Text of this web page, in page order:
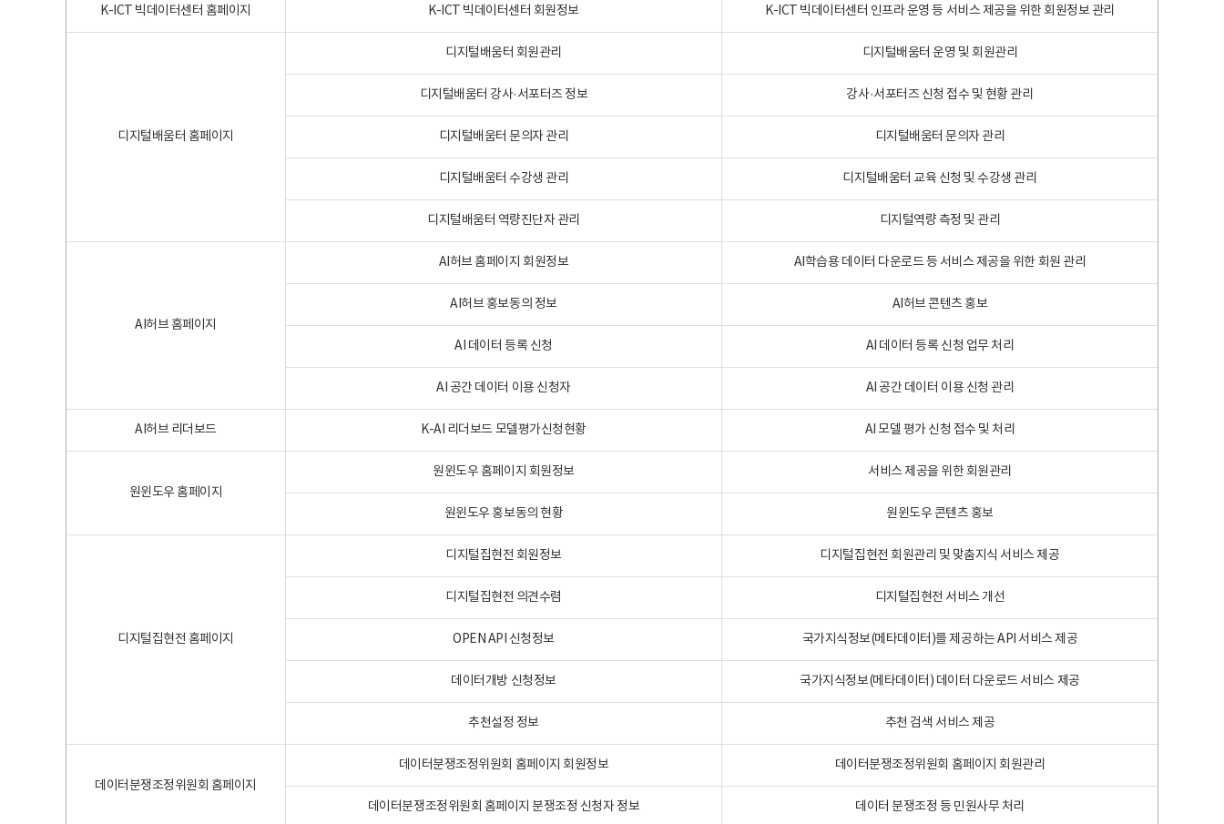
K-ICT 빅데이터센터 홈페이지 K-ICT 빅데이터센터 회원정보 K-ICT 빅데이터센터 인프라 운영 등 서비스 제공을 위한 회원정보 관리
디지털배움터 홈페이지
디지털배움터 회원관리 디지털배움터 운영 및 회원관리
디지털배움터 강사·서포터즈 정보 강사·서포터즈 신청 접수 및 현황 관리
디지털배움터 문의자 관리 디지털배움터 문의자 관리
디지털배움터 수강생 관리 디지털배움터 교육 신청 및 수강생 관리
디지털배움터 역량진단자 관리 디지털역량 측정 및 관리
AI허브 홈페이지
AI허브 홈페이지 회원정보 AI학습용 데이터 다운로드 등 서비스 제공을 위한 회원 관리
AI허브 홍보동의 정보 AI허브 콘텐츠 홍보
AI 데이터 등록 신청 AI 데이터 등록 신청 업무 처리
AI 공간 데이터 이용 신청자 AI 공간 데이터 이용 신청 관리
AI허브 리더보드 K-AI 리더보드 모델평가신청현황 AI 모델 평가 신청 접수 및 처리
원윈도우 홈페이지
원윈도우 홈페이지 회원정보 서비스 제공을 위한 회원관리
원윈도우 홍보동의 현황 원윈도우 콘텐츠 홍보
디지털집현전 홈페이지
디지털집현전 회원정보 디지털집현전 회원관리 및 맞춤지식 서비스 제공
디지털집현전 의견수렴 디지털집현전 서비스 개선
OPEN API 신청정보 국가지식정보(메타데이터)를 제공하는 API 서비스 제공
데이터개방 신청정보 국가지식정보(메타데이터) 데이터 다운로드 서비스 제공
추천설정 정보 추천 검색 서비스 제공
데이터분쟁조정위원회 홈페이지
데이터분쟁조정위원회 홈페이지 회원정보 데이터분쟁조정위원회 홈페이지 회원관리
데이터분쟁조정위원회 홈페이지 분쟁조정 신청자 정보 데이터 분쟁조정 등 민원사무 처리